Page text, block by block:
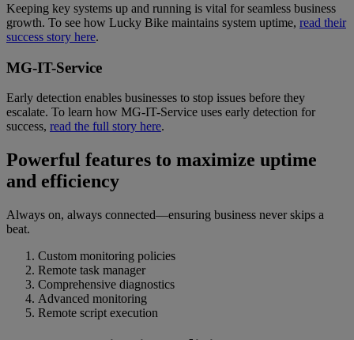
Keeping key systems up and running is vital for seamless business
growth. To see how Lucky Bike maintains system uptime, read their
success story here.
MG-IT-Service
Early detection enables businesses to stop issues before they
escalate. To learn how MG-IT-Service uses early detection for
success, read the full story here.
Powerful features to maximize uptime
and efficiency
Always on, always connected—ensuring business never skips a
beat.
Custom monitoring policies
Remote task manager
Comprehensive diagnostics
Advanced monitoring
Remote script execution